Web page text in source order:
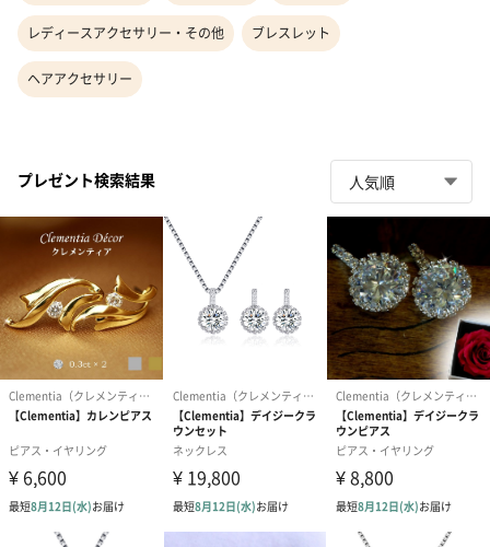
レディースアクセサリー・その他 ブレスレット
ヘアアクセサリー
プレゼント検索結果